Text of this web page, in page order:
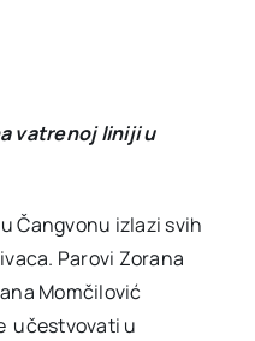
vatrenoj liniji u
Čangvonu izlazi svih
Parovi Zorana
Momčilović
učestvovati u